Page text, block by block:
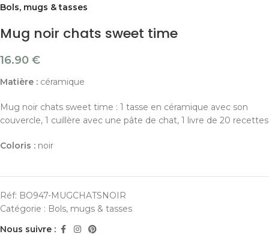
Bols, mugs & tasses
Mug noir chats sweet time
16.90 €
Matière : céramique
Mug noir chats sweet time : 1 tasse en céramique avec son
couvercle, 1 cuillère avec une pâte de chat, 1 livre de 20 recettes
Coloris : noir
Réf: BO947-MUGCHATSNOIR
Catégorie : Bols, mugs & tasses
Nous suivre :